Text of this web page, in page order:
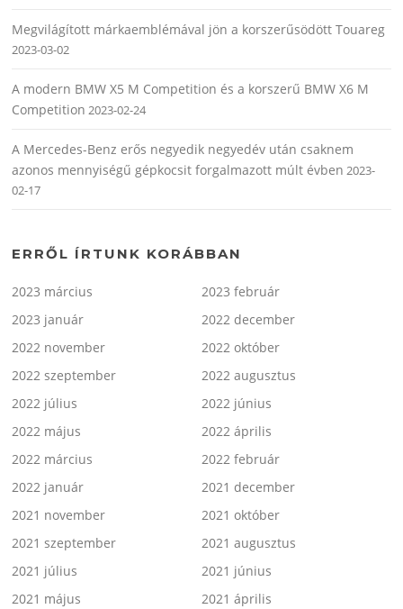
Megvilágított márkaemblémával jön a korszerűsödött Touareg
2023-03-02
A modern BMW X5 M Competition és a korszerű BMW X6 M
Competition 2023-02-24
A Mercedes-Benz erős negyedik negyedév után csaknem
azonos mennyiségű gépkocsit forgalmazott múlt évben 2023-
02-17
ERRŐL ÍRTUNK KORÁBBAN
2023 március
2023 február
2023 január
2022 december
2022 november
2022 október
2022 szeptember
2022 augusztus
2022 július
2022 június
2022 május
2022 április
2022 március
2022 február
2022 január
2021 december
2021 november
2021 október
2021 szeptember
2021 augusztus
2021 július
2021 június
2021 május
2021 április